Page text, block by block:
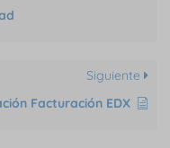
Siguiente
Facturación EDX